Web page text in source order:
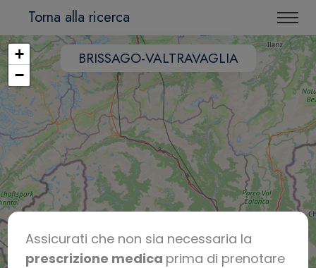
Assicurati che non sia necessaria la
prescrizione medica prima di prenotare
Torna alla ricerca
BRISSAGO-VALTRAVAGLIA
+
−